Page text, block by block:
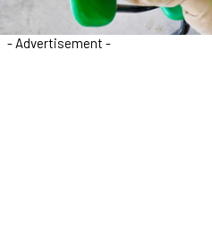
- Advertisement -